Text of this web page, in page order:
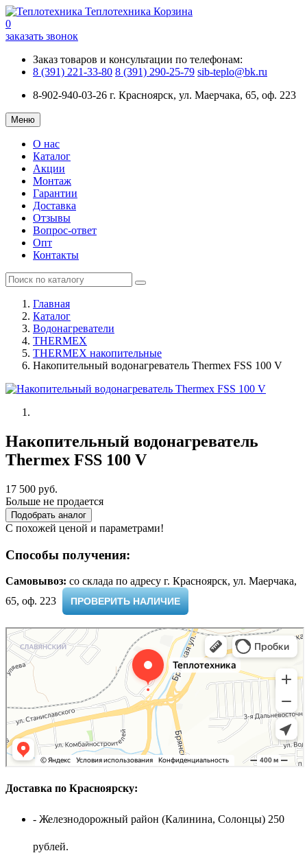
Теплотехника Корзина
0
заказать звонок
Заказ товаров и консультации по телефонам:
8 (391) 221-33-80 8 (391) 290-25-79 sib-teplo@bk.ru
8-902-940-03-26 г. Красноярск, ул. Маерчака, 65, оф. 223
Меню
О нас
Каталог
Акции
Монтаж
Гарантии
Доставка
Отзывы
Вопрос-ответ
Опт
Контакты
Главная
Каталог
Водонагреватели
THERMEX
THERMEX накопительные
Накопительный водонагреватель Thermex FSS 100 V
Накопительный водонагреватель
Thermex FSS 100 V
17 500 руб.
Больше не продается
Подобрать аналог
С похожей ценой и параметрами!
Способы получения:
Самовывоз: cо склада по адресу г. Красноярск, ул. Маерчака,
65, оф. 223 ​
ПРОВЕРИТЬ НАЛИЧИЕ
Доставка по Красноярску:
- Железнодорожный район (Калинина, Солонцы) 250
рублей.